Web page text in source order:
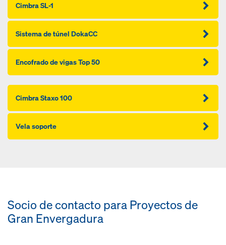
Cimbra SL-1
Sistema de túnel DokaCC
Encofrado de vigas Top 50
Cimbra Staxo 100
Vela soporte
Socio de contacto para Proyectos de
Gran Envergadura